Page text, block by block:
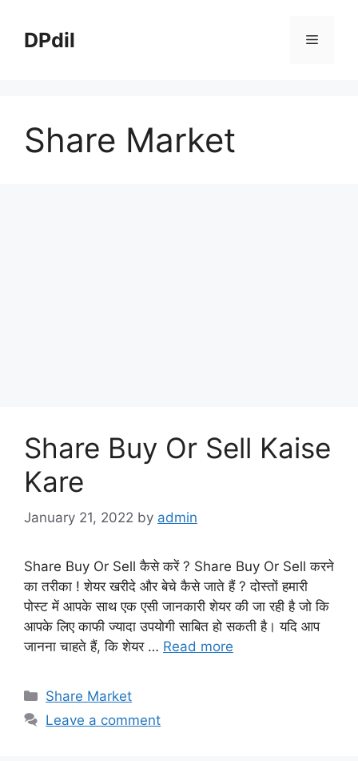
contentDPdil Menu
Share Market
Share Buy Or Sell Kaise
Kare
January 21, 2022 by admin
Share Buy Or Sell कैसे करें ? Share Buy Or Sell करने
का तरीका ! शेयर खरीदे और बेचे कैसे जाते हैं ? दोस्तों हमारी
पोस्ट में आपके साथ एक एसी जानकारी शेयर की जा रही है जो कि
आपके लिए काफी ज्यादा उपयोगी साबित हो सकती है। यदि आप
जानना चाहते हैं, कि शेयर … Read more
Categories
Share Market
Leave a comment